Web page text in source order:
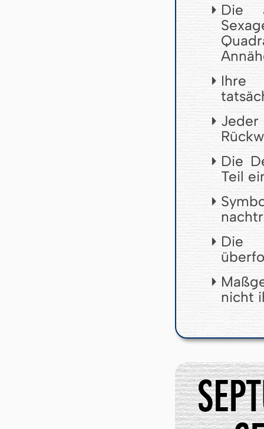
Die
Ihre
Die
Teil
Die
nicht